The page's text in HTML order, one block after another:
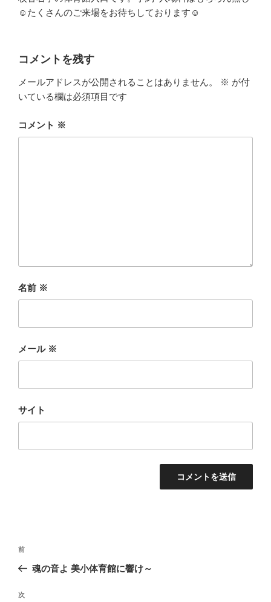
☺たくさんのご来場をお待ちしております☺
コメントを残す
メールアドレスが公開されることはありません。 ※ が付
いている欄は必須項目です
コメント ※
名前 ※
メール ※
サイト
投
ビ
前
の
稿
前
魂の音よ 美小体育館に響け～
次
次